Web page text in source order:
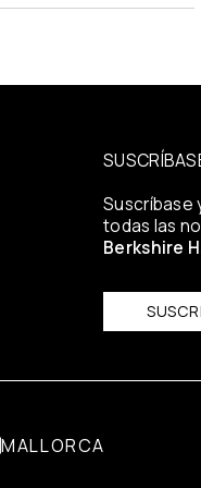
Suscríbase
todas las
Berkshire
MALLORCA